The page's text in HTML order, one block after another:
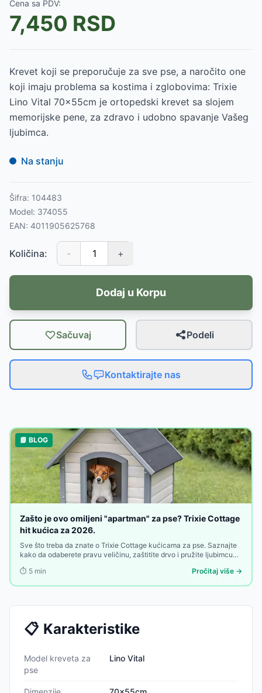
Cena sa PDV:
7,450 RSD
Krevet koji se preporučuje za sve pse, a naročito one
koji imaju problema sa kostima i zglobovima: Trixie
Lino Vital 70x55cm je ortopedski krevet sa slojem
memorijske pene, za zdravo i udobno spavanje Vašeg
ljubimca.
Na stanju
Šifra: 104483
Model: 374055
EAN: 4011905625768
Količina: - +
Dodaj u Korpu
Sačuvaj Podeli
Kontaktirajte nas
📘 BLOG
Zašto je ovo omiljeni "apartman" za pse? Trixie Cottage
hit kućica za 2026.
Sve što treba da znate o Trixie Cottage kućicama za pse. Saznajte
kako da odaberete pravu veličinu, zaštitite drvo i pružite ljubimcu
⏱️ 5 min Pročitaj više →
📋 Karakteristike
Model kreveta za
pse
Lino Vital